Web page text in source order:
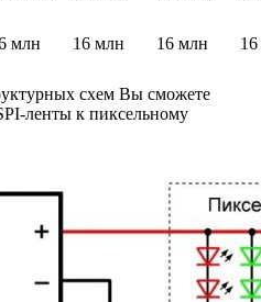
млн 16 млн 16 млн
схем Вы сможете
ленты к пиксельному